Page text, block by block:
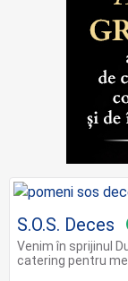
S.O.S. Deces
Venim în sprijinul
catering pentru